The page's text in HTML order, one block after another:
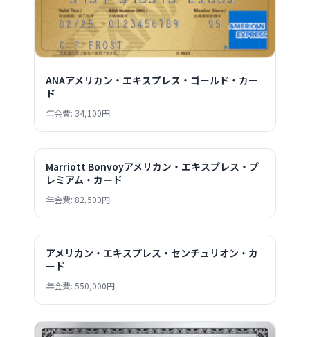
ANAアメリカン・エキスプレス・ゴールド・カー
ド
年会費: 34,100円
Marriott Bonvoyアメリカン・エキスプレス・プ
レミアム・カード
年会費: 82,500円
アメリカン・エキスプレス・センチュリオン・カ
ード
年会費: 550,000円